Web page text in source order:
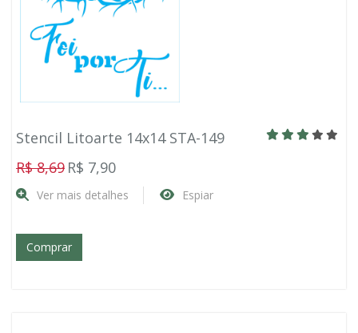
Stencil Litoarte 14x14 STA-149
R$ 8,69 R$ 7,90
Ver mais detalhes Espiar
Comprar